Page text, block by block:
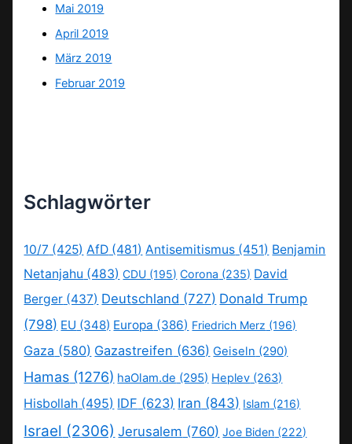
Mai 2019
April 2019
März 2019
Februar 2019
Schlagwörter
10/7 (425) AfD (481) Antisemitismus (451) Benjamin
Netanjahu (483) CDU (195) Corona (235) David
Berger (437) Deutschland (727) Donald Trump
(798) EU (348) Europa (386) Friedrich Merz (196)
Gaza (580) Gazastreifen (636) Geiseln (290)
Hamas (1276) haOlam.de (295) Heplev (263)
Hisbollah (495) IDF (623) Iran (843) Islam (216)
Israel (2306) Jerusalem (760) Joe Biden (222)